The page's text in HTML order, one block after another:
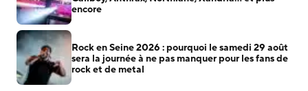
encore
Rock en Seine 2026 : pourquoi le samedi 29 août
sera la journée à ne pas manquer pour les fans de
rock et de metal